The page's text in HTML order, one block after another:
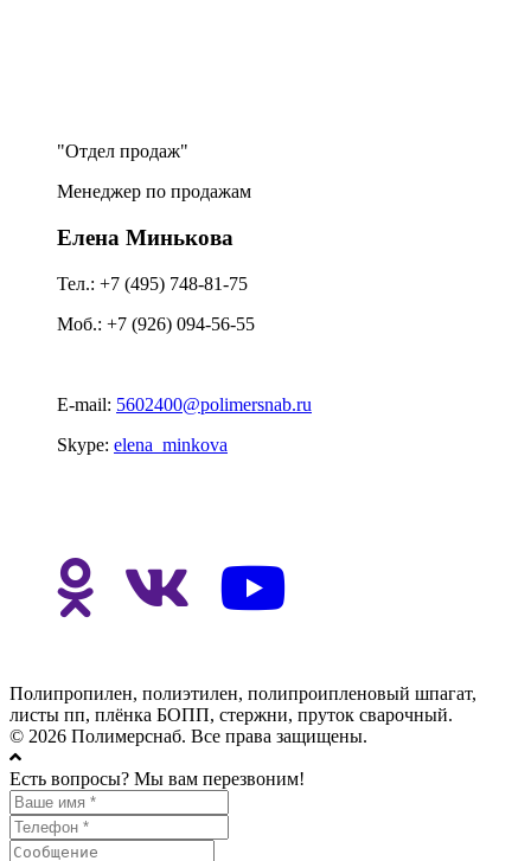
Отдел продаж
Менеджер по продажам
Елена Минькова
Тел.: +7 (495) 748-81-75
Моб.: +7 (926) 094-56-55
E-mail: 5602400@polimersnab.ru
Skype: elena_minkova
Полипропилен, полиэтилен, полипроипленовый шпагат,
листы пп, плёнка БОПП, стержни, пруток сварочный.
© 2026 Полимерснаб. Все права защищены.
Есть вопросы? Мы вам перезвоним!